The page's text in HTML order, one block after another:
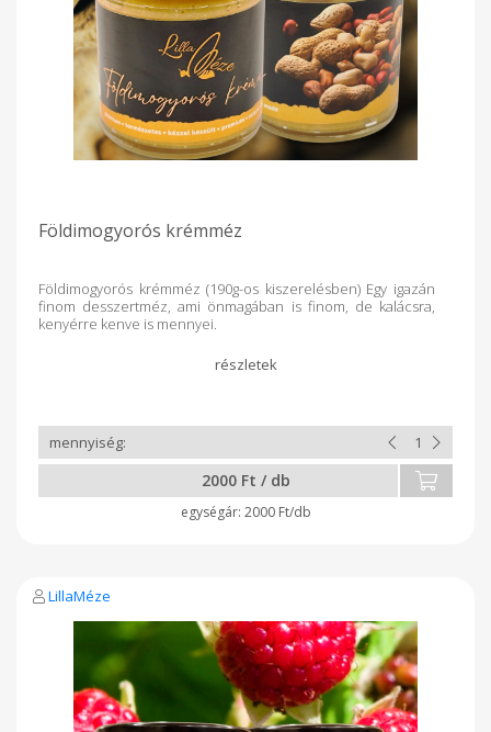
Földimogyorós krémméz
Földimogyorós krémméz (190g-os kiszerelésben) Egy igazán
finom desszertméz, ami önmagában is finom, de kalácsra,
kenyérre kenve is mennyei.
2000 Ft / db
2000 Ft/db
LillaMéze